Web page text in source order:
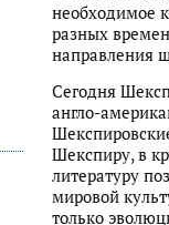
необходимое
разных
направления
Сегодня
англо-
Шекспиру, в
литературу
мировой
только